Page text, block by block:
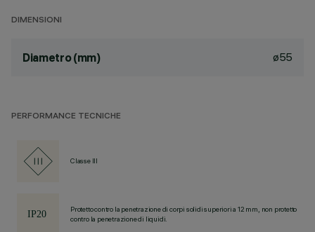
DIMENSIONI
Diametro (mm) ø55
PERFORMANCE TECNICHE
Classe III
Protetto contro la penetrazione di corpi solidi superiori a 12 mm, non protetto
contro la penetrazione di liquidi.